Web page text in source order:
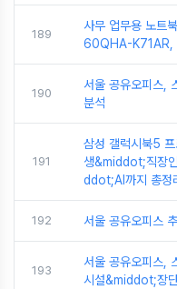
189
사무 업무용 노트
60QHA-K71AR,
190
서울 공유오피스,
분석
191
삼성 갤럭시북5
생&middot;직장
ddot;AI까지 총정
192 서울 공유오피스
193
서울 공유오피스,
시설&middot;장